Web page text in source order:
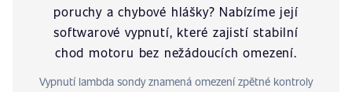
poruchy a chybové hlášky? Nabízíme její
softwarové vypnutí, které zajistí stabilní
chod motoru bez nežádoucích omezení.
Vypnutí lambda sondy znamená omezení zpětné kontroly